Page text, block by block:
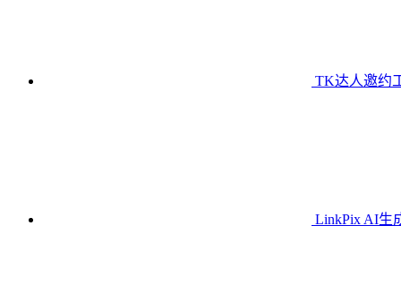
TK达人邀约
LinkPix AI生